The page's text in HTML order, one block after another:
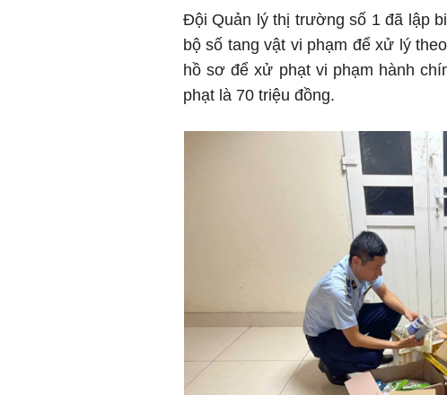
Đội Quản lý thị trường số 1 đã lập
bộ số tang vật vi phạm để xử lý
hồ sơ để xử phạt vi phạm hành
phạt là 70 triệu đồng.